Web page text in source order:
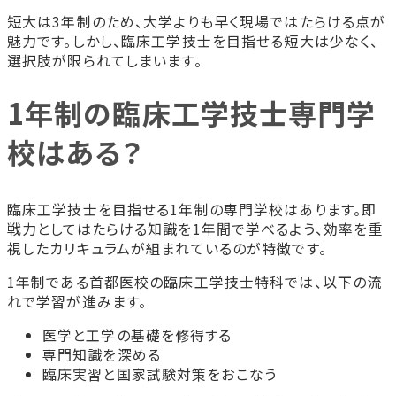
短大は3年制のため、大学よりも早く現場ではたらける点が
魅力です。しかし、臨床工学技士を目指せる短大は少なく、
選択肢が限られてしまいます。
1年制の臨床工学技士専門学
校はある？
臨床工学技士を目指せる1年制の専門学校はあります。即
戦力としてはたらける知識を1年間で学べるよう、効率を重
視したカリキュラムが組まれているのが特徴です。
1年制である首都医校の臨床工学技士特科では、以下の流
れで学習が進みます。
医学と工学の基礎を修得する
専門知識を深める
臨床実習と国家試験対策をおこなう